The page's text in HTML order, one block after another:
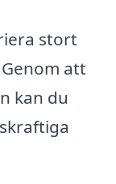
stort
att
kan du